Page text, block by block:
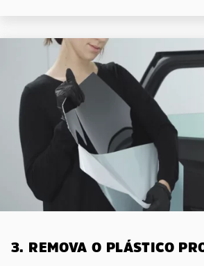
3. REMOVA O PLÁSTICO